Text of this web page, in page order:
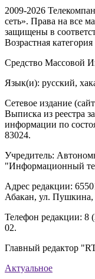
2009-2026
сеть». Права на все
защищены в
Возрастная
Средство Массовой
Язык(и): русский,
Сетевое издание
Выписка из реестра
информации по
83024.
Учредитель:
"Информационный
Адрес редакции:
Абакан, ул.
Телефон редакции: 8
02.
Главный редактор
Актуальное